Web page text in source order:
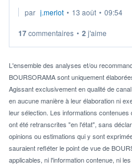
pour Fiducial Gérance : nou ...
par j.merlot • 13 août • 09:54
17commentaires • 2 j'aime
L'ensemble des analyses et/ou
BOURSORAMA sont uniquement
Agissant exclusivement en qualité de
en aucune manière à leur élaboration ni
leur sélection. Les informations
ont été retranscrites "en l'état", sans
opinions ou estimations qui y sont
sauraient refléter le point de vue de
applicables, ni l'information contenue, ni